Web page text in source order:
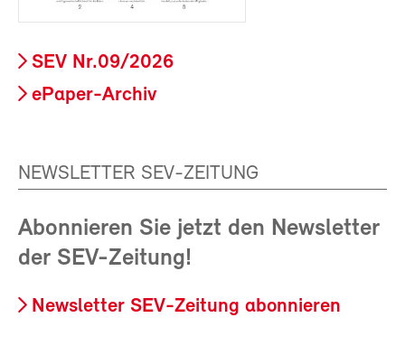
SEV Nr.09/2026
ePaper-Archiv
NEWSLETTER SEV-ZEITUNG
Abonnieren Sie jetzt den Newsletter
der SEV-Zeitung!
Newsletter SEV-Zeitung abonnieren